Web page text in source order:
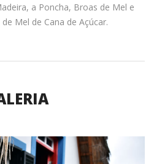
a Poncha, Broas de Mel e
Mel de Cana de Açúcar.